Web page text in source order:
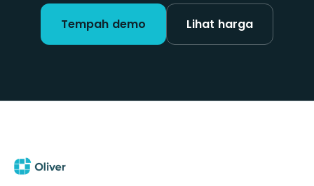
Tempah demo Lihat harga